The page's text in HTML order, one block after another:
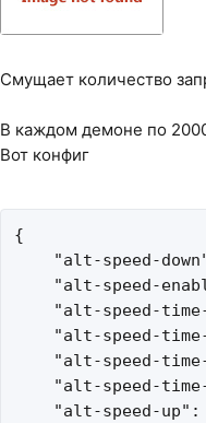
Смущает количество
В каждом демоне по
Вот конфиг
{
"alt-speed-
"alt-speed-
"alt-speed-
"alt-speed-
"alt-speed-
"alt-speed-
"alt-speed-up":